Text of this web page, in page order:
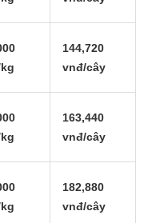
144,720
vnđ/cây
163,440
vnđ/cây
182,880
vnđ/cây